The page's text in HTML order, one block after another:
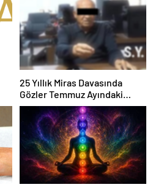
25 Yıllık Miras Davasında
Gözler Temmuz Ayındaki
Karar Duruşmasına Çevrildi